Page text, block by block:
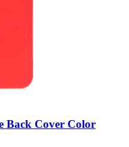
Back Cover Color